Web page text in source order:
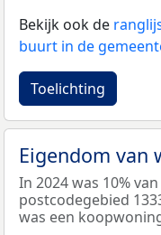
Bekijk ook de
buurt in de
Toelichting
Eigendom van
In 2024 was 10%
postcodegebied
was een